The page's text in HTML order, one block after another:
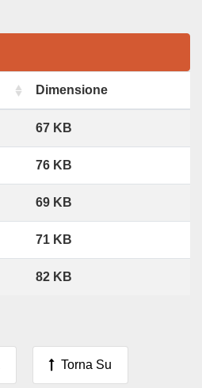
Dimensione
67 KB
76 KB
69 KB
71 KB
82 KB
Torna Su